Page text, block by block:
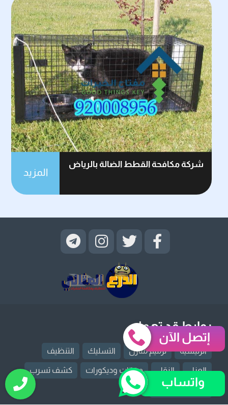
شركة مكافحة القطط الضالة بالرياض
المزيد
روابط قد تهمك
الرئيسية ترميم منازل التسليك التنظيف
العزل النقل دهانات وديكورات كشف تسرب
مكافحة حشرات
إتصل الآن
واتساب